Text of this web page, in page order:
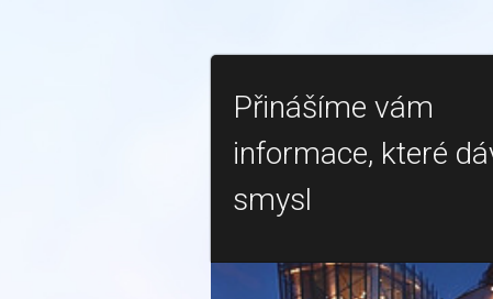
Přinášíme vám
informace, které
smysl